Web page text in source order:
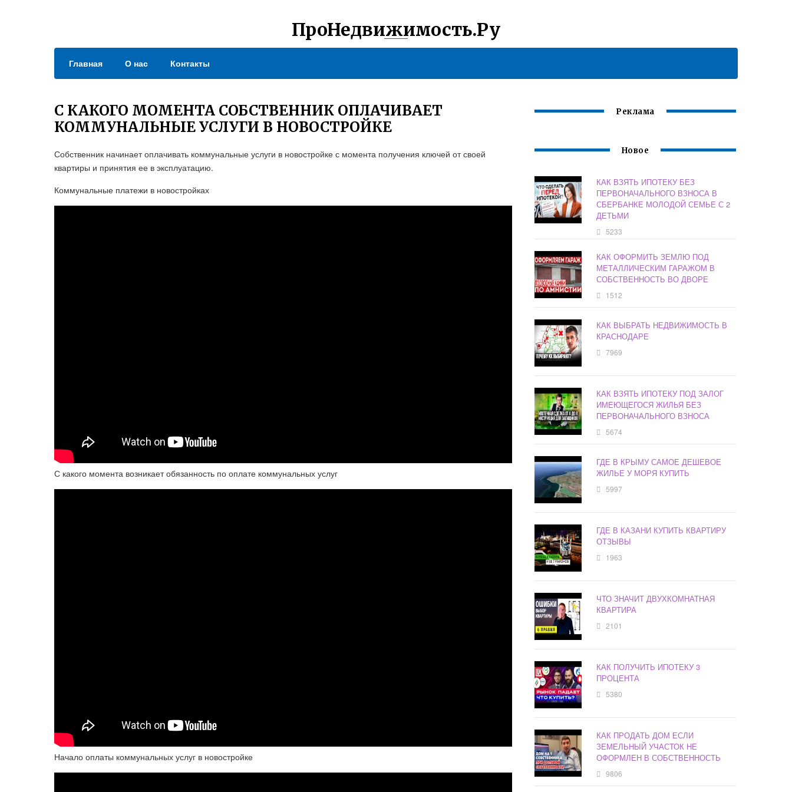
ПроНедвижимость.Ру
Главная О нас Контакты
С КАКОГО МОМЕНТА СОБСТВЕННИК ОПЛАЧИВАЕТ
КОММУНАЛЬНЫЕ УСЛУГИ В НОВОСТРОЙКЕ
Собственник начинает оплачивать коммунальные услуги в новостройке с момента получения ключей от своей
квартиры и принятия ее в эксплуатацию.
Коммунальные платежи в новостройках
С какого момента возникает обязанность по оплате коммунальных услуг
Начало оплаты коммунальных услуг в новостройке
Реклама
Новое
КАК ВЗЯТЬ ИПОТЕКУ БЕЗ
ПЕРВОНАЧАЛЬНОГО ВЗНОСА В
СБЕРБАНКЕ МОЛОДОЙ СЕМЬЕ С 2
ДЕТЬМИ
5233
КАК ОФОРМИТЬ ЗЕМЛЮ ПОД
МЕТАЛЛИЧЕСКИМ ГАРАЖОМ В
СОБСТВЕННОСТЬ ВО ДВОРЕ
1512
КАК ВЫБРАТЬ НЕДВИЖИМОСТЬ В
КРАСНОДАРЕ
7969
КАК ВЗЯТЬ ИПОТЕКУ ПОД ЗАЛОГ
ИМЕЮЩЕГОСЯ ЖИЛЬЯ БЕЗ
ПЕРВОНАЧАЛЬНОГО ВЗНОСА
5674
ГДЕ В КРЫМУ САМОЕ ДЕШЕВОЕ
ЖИЛЬЕ У МОРЯ КУПИТЬ
5997
ГДЕ В КАЗАНИ КУПИТЬ КВАРТИРУ
ОТЗЫВЫ
1963
ЧТО ЗНАЧИТ ДВУХКОМНАТНАЯ
КВАРТИРА
2101
КАК ПОЛУЧИТЬ ИПОТЕКУ 3
ПРОЦЕНТА
5380
КАК ПРОДАТЬ ДОМ ЕСЛИ
ЗЕМЕЛЬНЫЙ УЧАСТОК НЕ
ОФОРМЛЕН В СОБСТВЕННОСТЬ
9806